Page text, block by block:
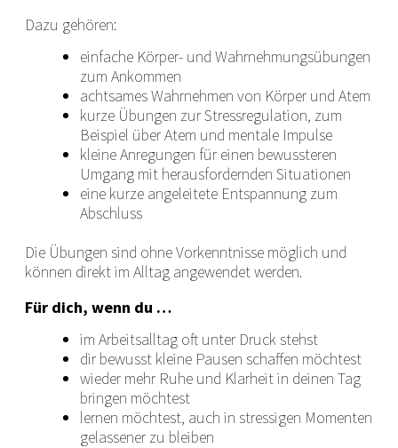
Dazu gehören:
einfache Körper- und Wahrnehmungsübungen
zum Ankommen
achtsames Wahrnehmen von Körper und Atem
kurze Übungen zur Stressregulation, zum
Beispiel über Atem und mentale Impulse
kleine Anregungen für einen bewussteren
Umgang mit herausfordernden Situationen
eine kurze angeleitete Entspannung zum
Abschluss
Die Übungen sind ohne Vorkenntnisse möglich und
können direkt im Alltag angewendet werden.
Für dich, wenn du …
im Arbeitsalltag oft unter Druck stehst
dir bewusst kleine Pausen schaffen möchtest
wieder mehr Ruhe und Klarheit in deinen Tag
bringen möchtest
lernen möchtest, auch in stressigen Momenten
gelassener zu bleiben